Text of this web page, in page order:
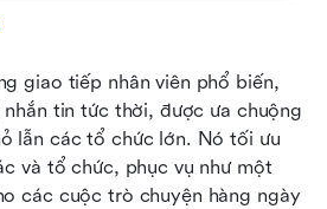
giao tiếp nhân viên phổ biến,
tin tức thời, được ưa chuộng
lẫn các tổ chức lớn. Nó tối ưu
và tổ chức, phục vụ như một
các cuộc trò chuyện hàng ngày